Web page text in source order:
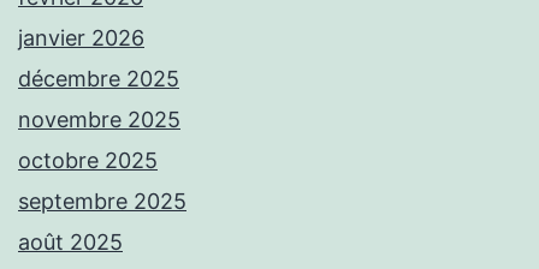
janvier 2026
décembre 2025
novembre 2025
octobre 2025
septembre 2025
août 2025